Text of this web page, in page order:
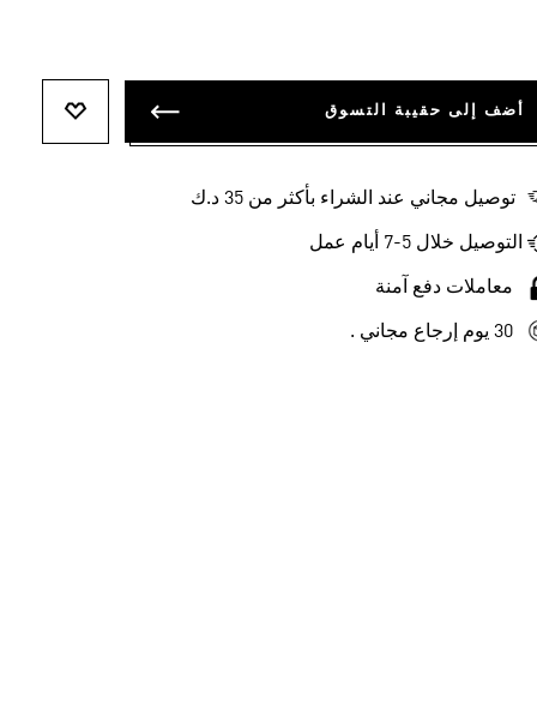
-
الجري
-45%
تيشيرت ADIDAS Z.N.E.
أضف إلى حقيبة التسوق
توصيل مجاني عند الشراء بأكثر من 35 د.ك
التوصيل خلال 5-7 أيام عمل
معاملات دفع آمنة
30 يوم إرجاع مجاني .